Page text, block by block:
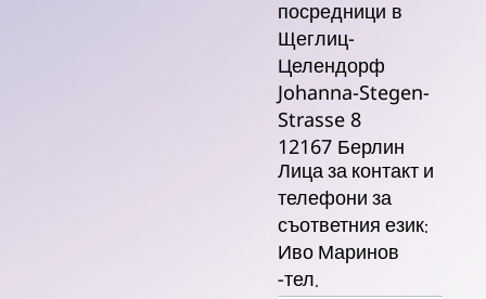
посредници в
Щеглиц-
Целендорф
Johanna-Stegen-
Strasse 8
12167 Берлин
Лица за контакт и
телефони за
съответния език:
Иво Маринов
-тел.